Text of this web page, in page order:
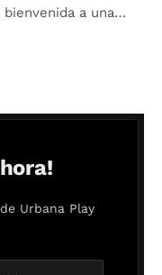
bienvenida a una…
Urbana Play